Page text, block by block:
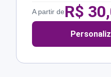
A partir deR$